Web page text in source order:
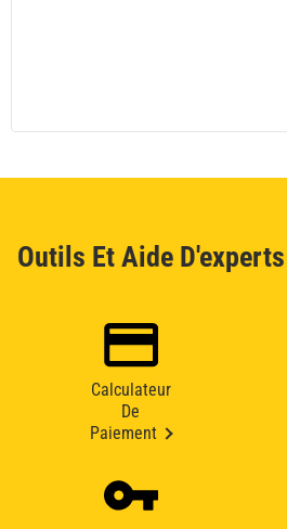
Outils Et Aide
Calculateur
De
Paiement